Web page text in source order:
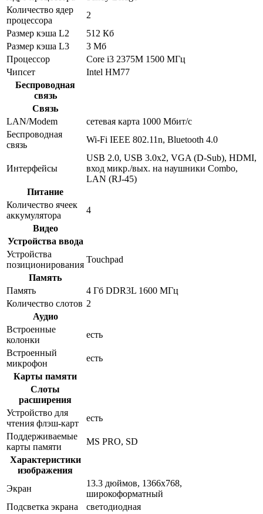
Количество ядер
процессора
2
Размер кэша L2
512 Кб
Размер кэша L3
3 Мб
Процессор
Core i3 2375M 1500 МГц
Чипсет
Intel HM77
Беспроводная
связь
Связь
LAN/Modem
сетевая карта 1000 Мбит/c
Беспроводная
связь
Wi-Fi IEEE 802.11n, Bluetooth 4.0
Интерфейсы
USB 2.0, USB 3.0x2, VGA (D-Sub), HDMI,
вход микр./вых. на наушники Combo,
LAN (RJ-45)
Питание
Количество ячеек
аккумулятора
4
Видео
Устройства ввода
Устройства
позиционирования
Touchpad
Память
Память
4 Гб DDR3L 1600 МГц
Количество слотов 2
Аудио
Встроенные
колонки
есть
Встроенный
микрофон
есть
Карты памяти
Слоты
расширения
Устройство для
чтения флэш-карт
есть
Поддерживаемые
карты памяти
MS PRO, SD
Характеристики
изображения
Экран
13.3 дюймов, 1366x768,
широкоформатный
Подсветка экрана
светодиодная